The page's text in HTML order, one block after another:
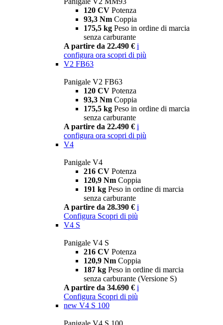
120 CV Potenza
93,3 Nm Coppia
175,5 kg Peso in ordine di marcia
senza carburante
A partire da 22.490 € i
configura ora scopri di più
V2 FB63
Panigale V2 FB63
120 CV Potenza
93,3 Nm Coppia
175,5 kg Peso in ordine di marcia
senza carburante
A partire da 22.490 € i
configura ora scopri di più
V4
Panigale V4
216 CV Potenza
120,9 Nm Coppia
191 kg Peso in ordine di marcia
senza carburante
A partire da 28.390 € i
Configura Scopri di più
V4 S
Panigale V4 S
216 CV Potenza
120,9 Nm Coppia
187 kg Peso in ordine di marcia
senza carburante (Versione S)
A partire da 34.690 € i
Configura Scopri di più
new V4 S 100
Panigale V4 S 100